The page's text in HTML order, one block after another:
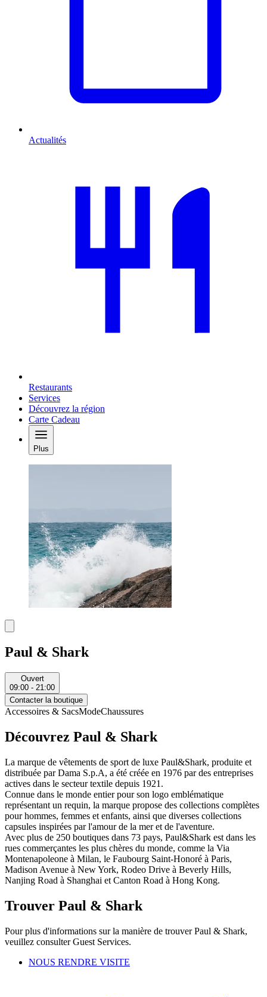
Actualités
Restaurants
Services
Découvrez la région
Carte Cadeau
Plus
Paul & Shark
Ouvert
09:00 - 21:00
Contacter la boutique
Accessoires & SacsModeChaussures
Découvrez Paul & Shark
La marque de vêtements de sport de luxe Paul&Shark, produite et
distribuée par Dama S.p.A, a été créée en 1976 par des entreprises
actives dans le secteur textile depuis 1921.
Connue dans le monde entier pour son logo emblématique
représentant un requin, la marque propose des collections complètes
pour hommes, femmes et enfants, ainsi que diverses collections
capsules inspirées par l'amour de la mer et de l'aventure.
Avec plus de 250 boutiques dans 73 pays, Paul&Shark est dans les
rues commerçantes les plus chères du monde, comme la Via
Montenapoleone à Milan, le Faubourg Saint-Honoré à Paris,
Madison Avenue à New York, Rodeo Drive à Beverly Hills,
Nanjing Road à Shanghai et Canton Road à Hong Kong.
Trouver Paul & Shark
Pour plus d'informations sur la manière de trouver Paul & Shark,
veuillez consulter Guest Services.
NOUS RENDRE VISITE